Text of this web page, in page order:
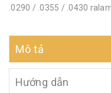
.0290 / .0355 / .0430
Mô tả
Hướng dẫn